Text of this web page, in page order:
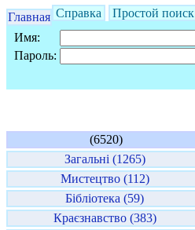
Главная Справка Простой поиск
Имя:
Пароль:
(6520)
Загальні (1265)
Мистецтво (112)
Бібліотека (59)
Краєзнавство (383)